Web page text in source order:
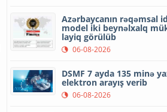
Azərbaycanın rəqəmsal
model iki beynəlxalq
layiq görülüb
06-08-2026
DSMF 7 ayda 135 minə
elektron arayış verib
06-08-2026